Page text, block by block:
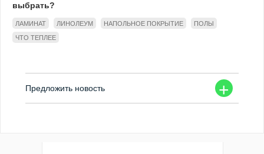
выбрать?
ЛАМИНАТ ЛИНОЛЕУМ НАПОЛЬНОЕ ПОКРЫТИЕ
ПОЛЫ
ЧТО ТЕПЛЕЕ
+
Предложить новость